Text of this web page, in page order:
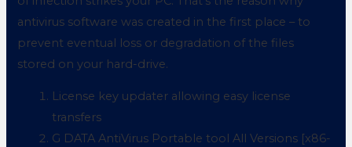
antivirus software was created in the first place – to
prevent eventual loss or degradation of the files
stored on your hard-drive.
License key updater allowing easy license
transfers
G DATA AntiVirus Portable tool All Versions [x86-